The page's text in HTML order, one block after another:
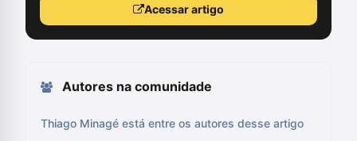
Acessar artigo
Autores na comunidade
Thiago Minagé está entre os autores desse artigo